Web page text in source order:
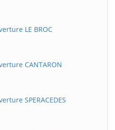
LE BROC
CANTARON
SPERACEDES